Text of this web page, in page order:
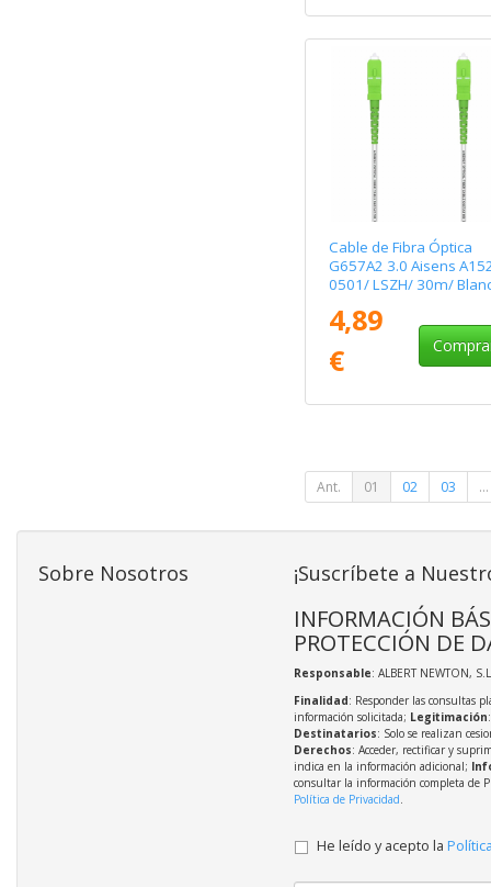
Cable de Fibra Óptica
G657A2 3.0 Aisens
0501/ LSZH/ 30m/
4,89
€
Ant. 01 02 03 ...
Sobre Nosotros ¡Suscríbete a
INFORMACIÓN
PROTECCIÓN DE
Responsable: ALBERT NEWTON,
Finalidad: Responder las consultas
información solicitada; Legitimación
Destinatarios: Solo se realizan
Derechos: Acceder, rectificar y
indica en la información adicional;
consultar la información completa de
Política de Privacidad.
He leído y acepto la